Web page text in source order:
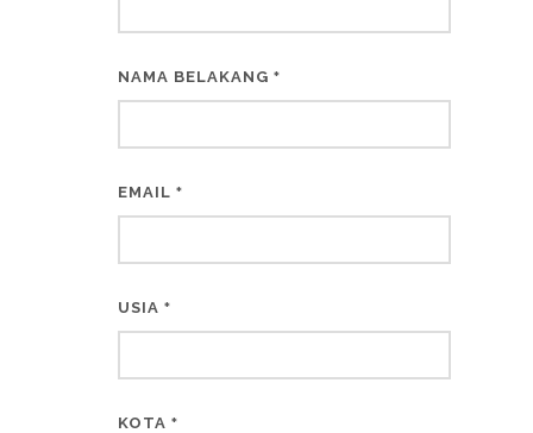
NAMA BELAKANG *
EMAIL *
USIA *
KOTA *